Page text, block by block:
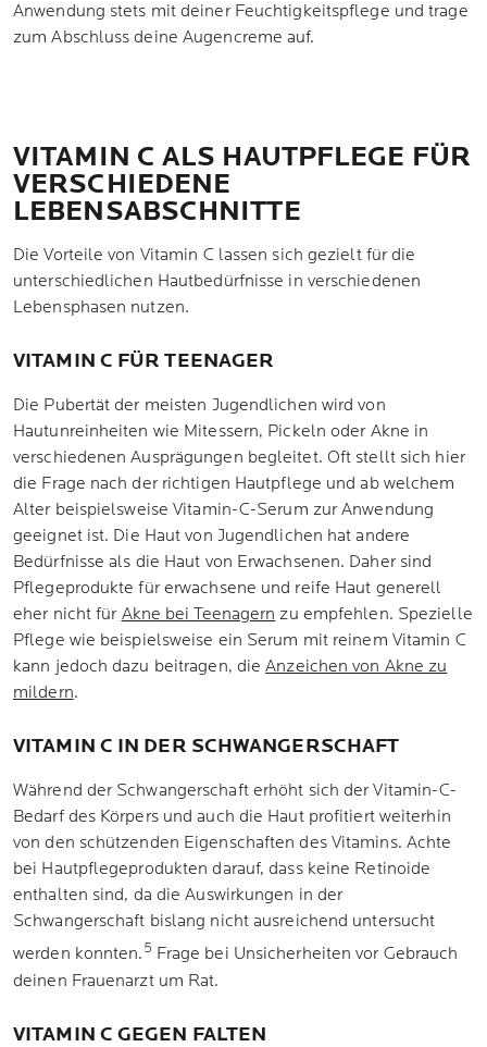
Anwendung stets mit deiner Feuchtigkeitspflege und trage
zum Abschluss deine Augencreme auf.
VITAMIN C ALS HAUTPFLEGE FÜR
VERSCHIEDENE
LEBENSABSCHNITTE
Die Vorteile von Vitamin C lassen sich gezielt für die
unterschiedlichen Hautbedürfnisse in verschiedenen
Lebensphasen nutzen.
VITAMIN C FÜR TEENAGER
Die Pubertät der meisten Jugendlichen wird von
Hautunreinheiten wie Mitessern, Pickeln oder Akne in
verschiedenen Ausprägungen begleitet. Oft stellt sich hier
die Frage nach der richtigen Hautpflege und ab welchem
Alter beispielsweise Vitamin-C-Serum zur Anwendung
geeignet ist. Die Haut von Jugendlichen hat andere
Bedürfnisse als die Haut von Erwachsenen. Daher sind
Pflegeprodukte für erwachsene und reife Haut generell
eher nicht für Akne bei Teenagern zu empfehlen. Spezielle
Pflege wie beispielsweise ein Serum mit reinem Vitamin C
kann jedoch dazu beitragen, dieAnzeichen von Akne zu
mildern.
VITAMIN C IN DER SCHWANGERSCHAFT
Während der Schwangerschaft erhöht sich der Vitamin-C-
Bedarf des Körpers und auch die Haut profitiert weiterhin
von den schützenden Eigenschaften des Vitamins. Achte
bei Hautpflegeprodukten darauf, dass keine Retinoide
enthalten sind, da die Auswirkungen in der
Schwangerschaft bislang nicht ausreichend untersucht
werden konnten.5 Frage bei Unsicherheiten vor Gebrauch
deinen Frauenarzt um Rat.
VITAMIN C GEGEN FALTEN